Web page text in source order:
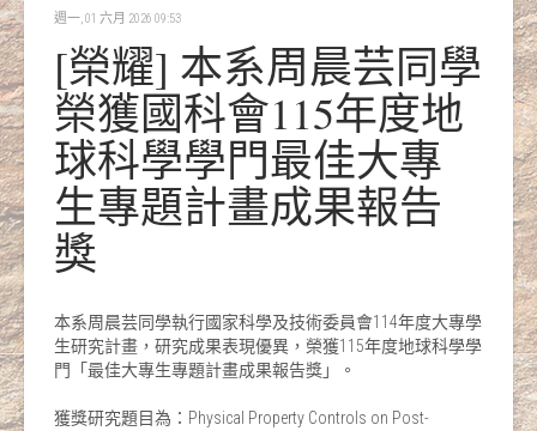
週一, 01 六月 2026 09:53
[榮耀] 本系周晨芸同學
榮獲國科會115年度地
球科學學門最佳大專
生專題計畫成果報告
獎
本系周晨芸同學執行國家科學及技術委員會114年度大專學
生研究計畫，研究成果表現優異，榮獲115年度地球科學學
門「最佳大專生專題計畫成果報告獎」。
獲獎研究題目為：Physical Property Controls on Post-